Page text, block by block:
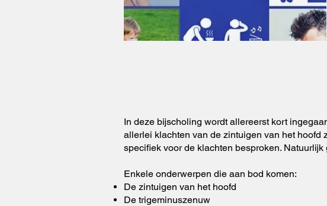
In deze bijscholing wordt allereerst kort
allerlei klachten van de zintuigen van het hoofd
specifiek voor de klachten besproken.
Enkele onderwerpen die aan bod komen:
De zintuigen van het hoofd
De trigeminuszenuw